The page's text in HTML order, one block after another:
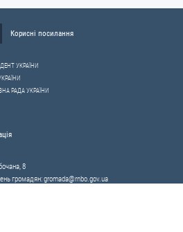
Корисні посилання
УКРАЇНИ
РАДА УКРАЇНИ
8
громадян:gromada@rnbo.gov.ua